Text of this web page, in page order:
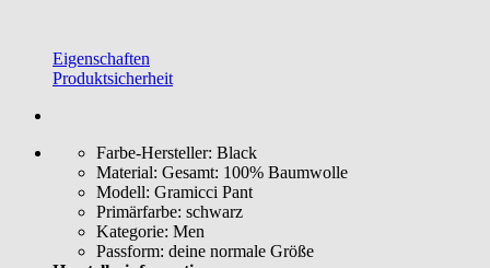
Eigenschaften
Produktsicherheit
Farbe-Hersteller: Black
Material: Gesamt: 100% Baumwolle
Modell: Gramicci Pant
Primärfarbe: schwarz
Kategorie: Men
Passform: deine normale Größe